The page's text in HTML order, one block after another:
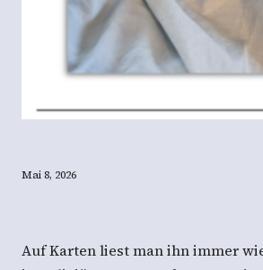
Mai 8, 2026
Auf Karten liest man ihn immer